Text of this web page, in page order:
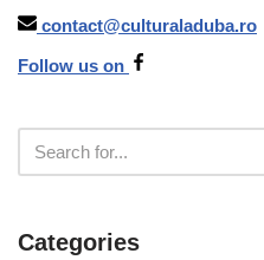
contact@culturaladuba.ro
Follow us on
Categories